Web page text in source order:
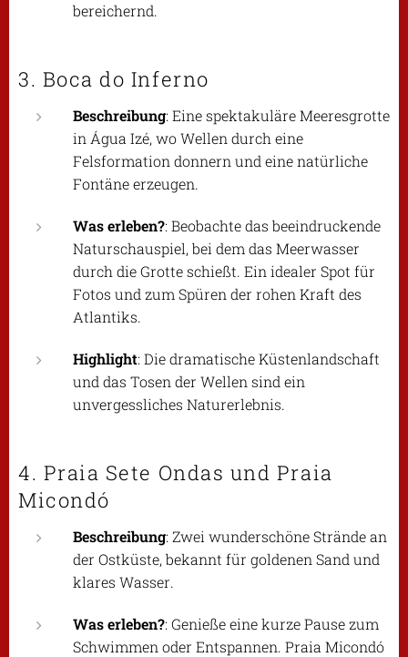
bereichernd.
3. Boca do Inferno
Beschreibung: Eine spektakuläre Meeresgrotte
in Água Izé, wo Wellen durch eine
Felsformation donnern und eine natürliche
Fontäne erzeugen.
Was erleben?: Beobachte das beeindruckende
Naturschauspiel, bei dem das Meerwasser
durch die Grotte schießt. Ein idealer Spot für
Fotos und zum Spüren der rohen Kraft des
Atlantiks.
Highlight: Die dramatische Küstenlandschaft
und das Tosen der Wellen sind ein
unvergessliches Naturerlebnis.
4. Praia Sete Ondas und Praia
Micondó
Beschreibung: Zwei wunderschöne Strände an
der Ostküste, bekannt für goldenen Sand und
klares Wasser.
Was erleben?: Genieße eine kurze Pause zum
Schwimmen oder Entspannen. Praia Micondó